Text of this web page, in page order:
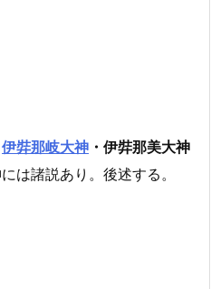
伊弉那岐大神 ・伊弉那美大神
は諸説あり。後述する。